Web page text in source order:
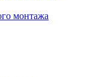
монтажа